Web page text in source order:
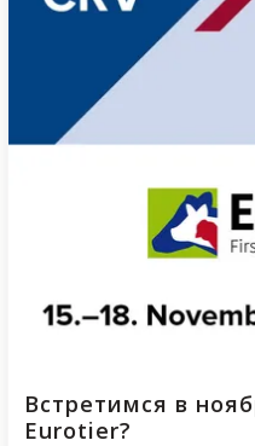
Встретимся в
Eurotier?